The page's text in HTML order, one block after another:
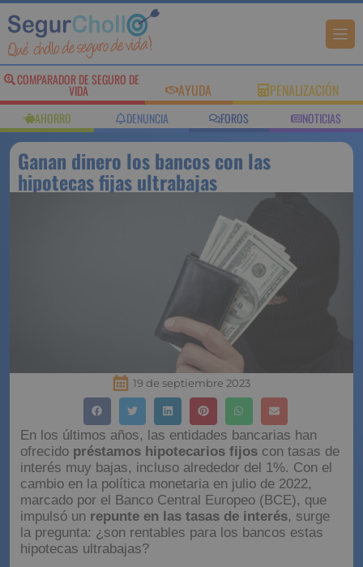
COMPARADOR DE SEGURO DE
VIDA AYUDA PENALIZACIÓN
AHORRO DENUNCIA FOROS NOTICIAS
Ganan dinero los bancos con las
hipotecas fijas ultrabajas
19 de septiembre 2023
En los últimos años, las entidades bancarias han
ofrecido préstamos hipotecarios fijos con tasas de
interés muy bajas, incluso alrededor del 1%. Con el
cambio en la política monetaria en julio de 2022,
marcado por el Banco Central Europeo (BCE), que
impulsó un repunte en las tasas de interés, surge
la pregunta: ¿son rentables para los bancos estas
hipotecas ultrabajas?